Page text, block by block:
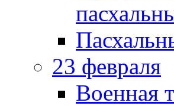
23 февраля
Военная